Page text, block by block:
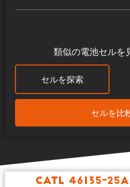
類似の電池セルを
セルを探索
セルを比
CATL 46135-